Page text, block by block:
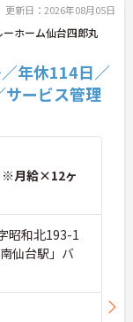
定
て
ジ
キ
門
で
ホ
る
運
マ
ま
度
てい
て
更新日：2026年08月05日
ホーム仙台四郎丸
年休114日／
サービス管理
※月給×12ヶ
昭和北193-1
仙台駅」バ